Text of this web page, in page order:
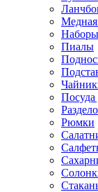
Медная
Пиалы
Посуда
Рюмки